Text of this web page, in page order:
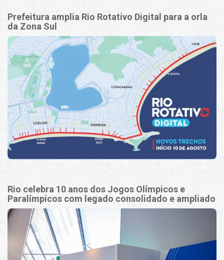
Prefeitura amplia Rio Rotativo Digital para a orla
da Zona Sul
Rio celebra 10 anos dos Jogos Olímpicos e
Paralímpicos com legado consolidado e ampliado